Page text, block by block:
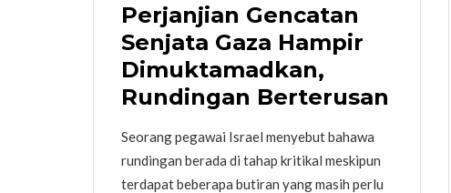
Perjanjian Gencatan
Senjata Gaza Hampir
Dimuktamadkan,
Rundingan Berterusan
Seorang pegawai Israel menyebut bahawa
rundingan berada di tahap kritikal meskipun
terdapat beberapa butiran yang masih perlu